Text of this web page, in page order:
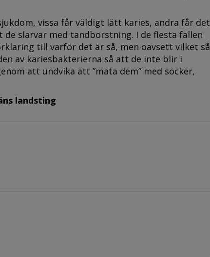
vissa får väldigt lätt karies, andra får det
de slarvar med tandborstning. I de flesta fallen
till varför det är så, men oavsett vilket så
av kariesbakterierna så att de inte blir i
att undvika att ”mata dem” med socker,
landsting